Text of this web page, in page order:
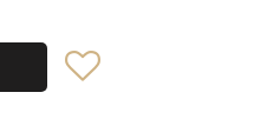
Lägg till i favoriter